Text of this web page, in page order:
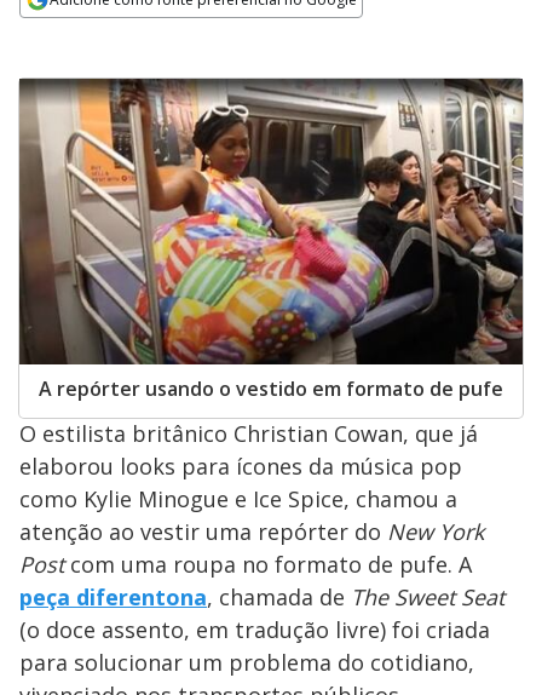
A repórter usando o vestido em formato de pufe
O estilista britânico Christian Cowan, que já
elaborou looks para ícones da música pop
como Kylie Minogue e Ice Spice, chamou a
atenção ao vestir uma repórter do New York
Postcom uma roupa no formato de pufe. A
peça diferentona, chamada de The Sweet Seat
(o doce assento, em tradução livre) foi criada
para solucionar um problema do cotidiano,